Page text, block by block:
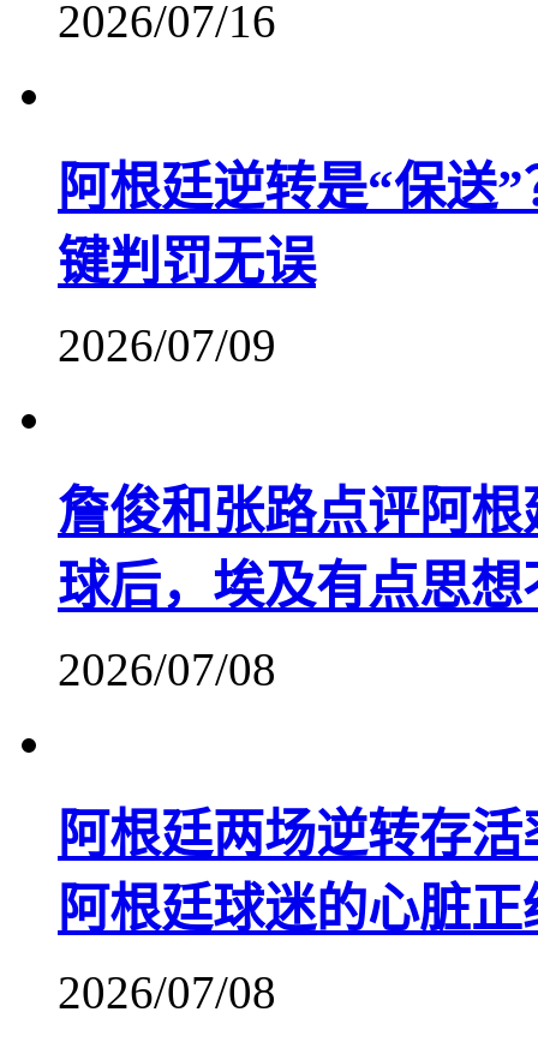
2026/07/16
阿根廷逆转是“保送
键判罚无误
2026/07/09
詹俊和张路点评阿
球后，埃及有点思想
2026/07/08
阿根廷两场逆转存
阿根廷球迷的心脏
2026/07/08